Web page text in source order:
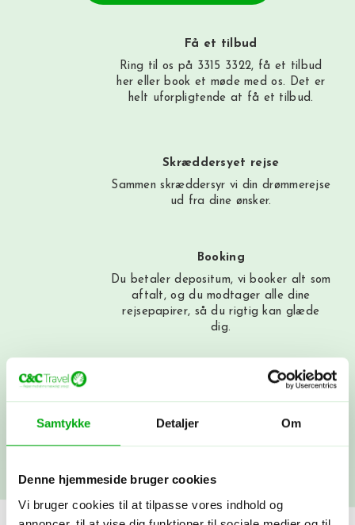
Samtykke Detaljer Om
Denne hjemmeside bruger cookies
Vi bruger cookies til at tilpasse vores indhold og
Få et tilbud
Ring til os på 3315 3322, få et tilbud
her eller book et møde med os. Det er
helt uforpligtende at få et tilbud.
Skræddersyet rejse
Sammen skræddersyr vi din drømmerejse
ud fra dine ønsker.
Booking
Du betaler depositum, vi booker alt som
aftalt, og du modtager alle dine
rejsepapirer, så du rigtig kan glæde
dig.
Du rejser…! Du kan altid få fat i os
kommer hjem.